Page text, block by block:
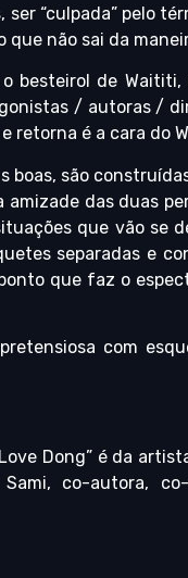
“culpada” pelo
que não sai da
besteirol de Waititi,
/ autoras /
retorna é a cara do
boas, são
das duas
que vão se
separadas e
que faz o
com
Dong” é da
co-autora,